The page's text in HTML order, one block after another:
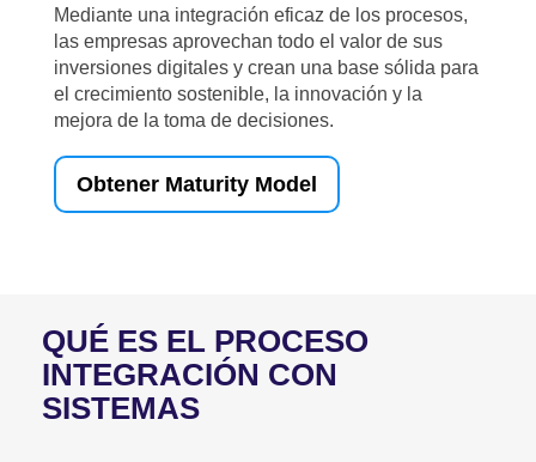
Mediante una integración eficaz de los procesos,
las empresas aprovechan todo el valor de sus
inversiones digitales y crean una base sólida para
el crecimiento sostenible, la innovación y la
mejora de la toma de decisiones.
Obtener Maturity Model
QUÉ ES EL PROCESO
INTEGRACIÓN CON
SISTEMAS